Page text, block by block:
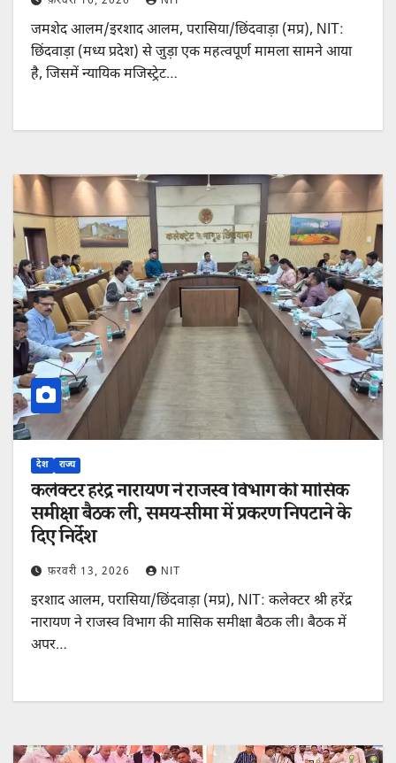
जमशेद आलम/इरशाद आलम, परासिया/छिंदवाड़ा (मप्र), NIT:
छिंदवाड़ा (मध्य प्रदेश) से जुड़ा एक महत्वपूर्ण मामला सामने आया
है, जिसमें न्यायिक मजिस्ट्रेट…
देश राज्य
कलेक्टर हरेंद्र नारायण ने राजस्व विभाग की मासिक
समीक्षा बैठक ली, समय-सीमा में प्रकरण निपटाने के
दिए निर्देश
फ़रवरी 13, 2026 NIT
इरशाद आलम, परासिया/छिंदवाड़ा (मप्र), NIT: कलेक्टर श्री हरेंद्र
नारायण ने राजस्व विभाग की मासिक समीक्षा बैठक ली। बैठक में
अपर…